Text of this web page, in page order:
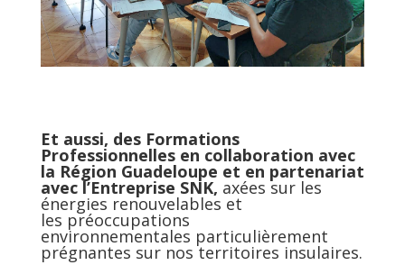
Et aussi, des Formations
Professionnelles en collaboration avec
la Région Guadeloupe et en partenariat
avec l’Entreprise SNK, axées sur les
énergies renouvelables et
les préoccupations
environnementales particulièrement
prégnantes sur nos territoires insulaires.